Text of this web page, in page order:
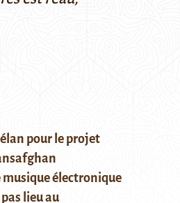
pour le projet
musique électronique
lieu au